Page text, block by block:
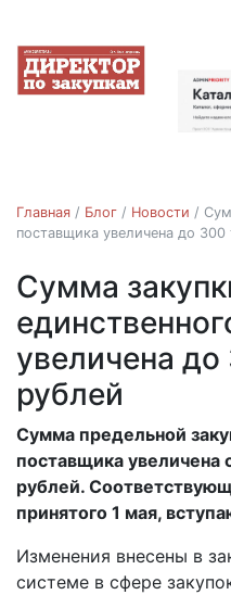
Главная / Блог / Новости /
поставщика увеличена до 300
Новости
Сумма
увеличена
рублей
01.07.2019
Сумма предельной
поставщика увеличена
рублей.
принятого 1 мая,
Изменения внесены в
системе в сфере